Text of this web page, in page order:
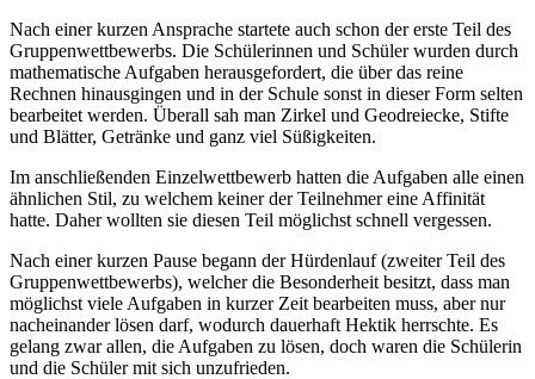
Nach einer kurzen Ansprache startete auch schon der erste Teil des
Gruppenwettbewerbs. Die Schülerinnen und Schüler wurden durch
mathematische Aufgaben herausgefordert, die über das reine
Rechnen hinausgingen und in der Schule sonst in dieser Form selten
bearbeitet werden. Überall sah man Zirkel und Geodreiecke, Stifte
und Blätter, Getränke und ganz viel Süßigkeiten.
Im anschließenden Einzelwettbewerb hatten die Aufgaben alle einen
ähnlichen Stil, zu welchem keiner der Teilnehmer eine Affinität
hatte. Daher wollten sie diesen Teil möglichst schnell vergessen.
Nach einer kurzen Pause begann der Hürdenlauf (zweiter Teil des
Gruppenwettbewerbs), welcher die Besonderheit besitzt, dass man
möglichst viele Aufgaben in kurzer Zeit bearbeiten muss, aber nur
nacheinander lösen darf, wodurch dauerhaft Hektik herrschte. Es
gelang zwar allen, die Aufgaben zu lösen, doch waren die Schülerin
und die Schüler mit sich unzufrieden.